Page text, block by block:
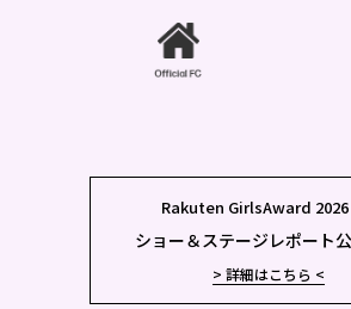
Rakuten GirlsAward 2026
ショー＆ステージレポート
> 詳細はこちら <